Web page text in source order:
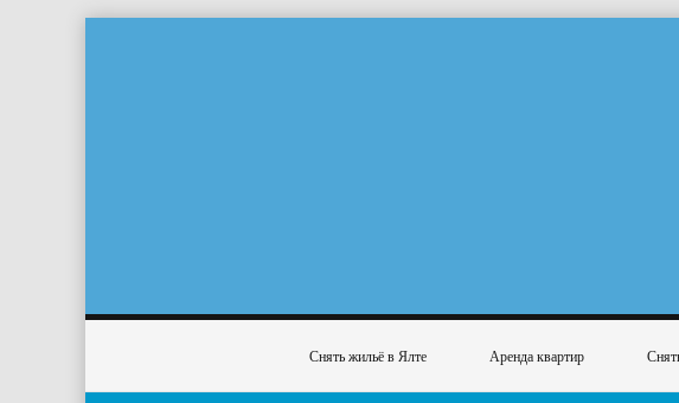
Снять жильё в Ялте Аренда квартир